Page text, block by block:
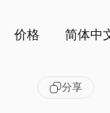
价格 简体中
分享